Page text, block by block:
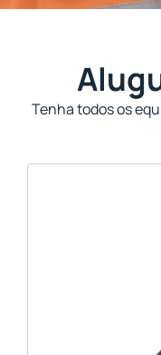
Tenha todos os